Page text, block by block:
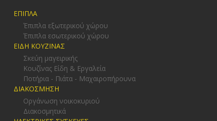
ΕΠΙΠΛΑ
Έπιπλα εσωτερικού χώρου
ΕΙΔΗ ΚΟΥΖΙΝΑΣ
Σκεύη μαγειρικής
Ποτήρια - Πιάτα - Μαχαιροπήρουνα
ΔΙΑΚΟΣΜΗΣΗ